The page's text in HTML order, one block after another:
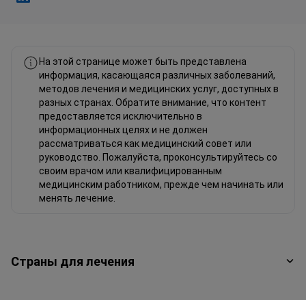
На этой странице может быть представлена
информация, касающаяся различных заболеваний,
методов лечения и медицинских услуг, доступных в
разных странах. Обратите внимание, что контент
предоставляется исключительно в
информационных целях и не должен
рассматриваться как медицинский совет или
руководство. Пожалуйста, проконсультируйтесь со
своим врачом или квалифицированным
медицинским работником, прежде чем начинать или
менять лечение.
Страны для лечения